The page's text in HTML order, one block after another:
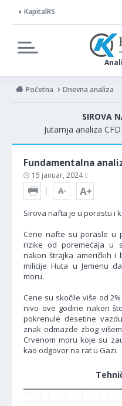
KapitalRS
Početna Dnevna analiza
SIROVA
Jutarnja analiza
Fundamentalna
15 januar, 2024
Sirova nafta je u porastu i
Cene nafte su porasle u
rizike od poremećaja u
nakon štrajka američkih i
milicije Huta u Jemenu
moru.
Cene su skočile više od
nivo ove godine nakon
pokrenule desetine
znak odmazde zbog
Crvenom moru koje su
kao odgovor na rat u Gazi.